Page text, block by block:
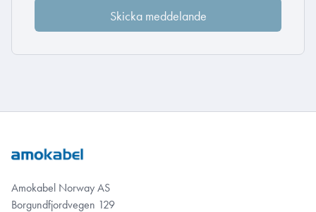
Amokabel Norway AS
Borgundfjordvegen 129